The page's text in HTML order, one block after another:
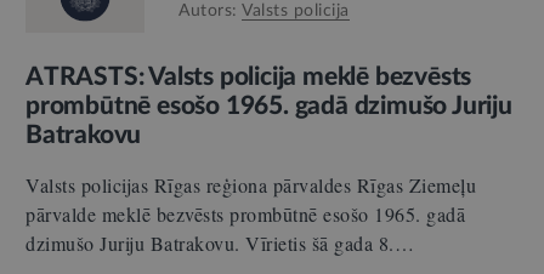
Autors: Valsts policija
ATRASTS: Valsts policija meklē bezvēsts
prombūtnē esošo 1965. gadā dzimušo Juriju
Batrakovu
Valsts policijas Rīgas reģiona pārvaldes Rīgas Ziemeļu
pārvalde meklē bezvēsts prombūtnē esošo 1965. gadā
dzimušo Juriju Batrakovu. Vīrietis šā gada 8.…